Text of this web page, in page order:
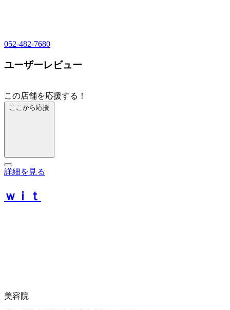
052-482-7680
ユーザーレビュー
この店舗を応援する！
ここから応援
詳細を見る
ｗｉｔ
美容院